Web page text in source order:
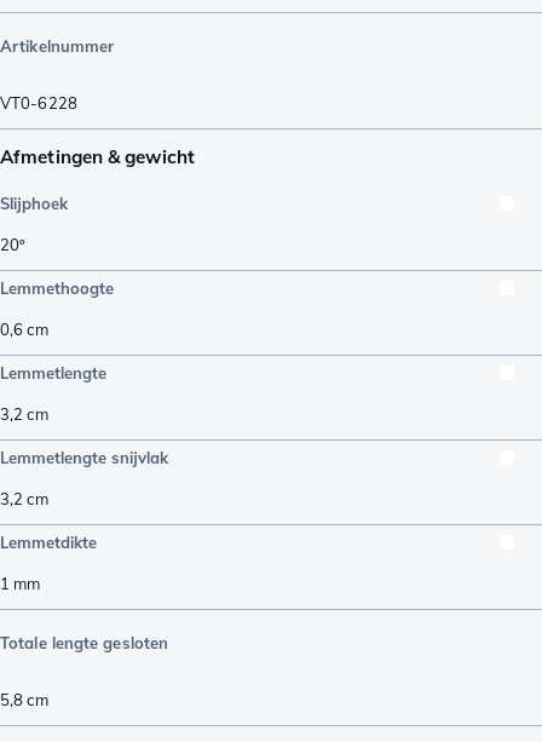
Artikelnummer
VT0-6228
Afmetingen & gewicht
Slijphoek
20º
Lemmethoogte
0,6cm
Lemmetlengte
3,2 cm
Lemmetlengte snijvlak
3,2 cm
Lemmetdikte
1 mm
Totale lengte gesloten
5,8cm